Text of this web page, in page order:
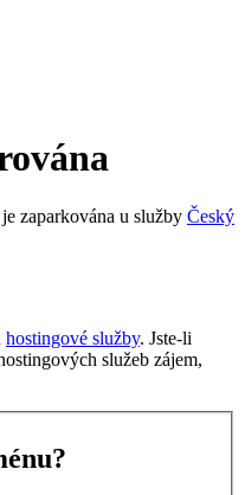
je zaparkována u služby Český
hostingové služby. Jste-li
služeb zájem,